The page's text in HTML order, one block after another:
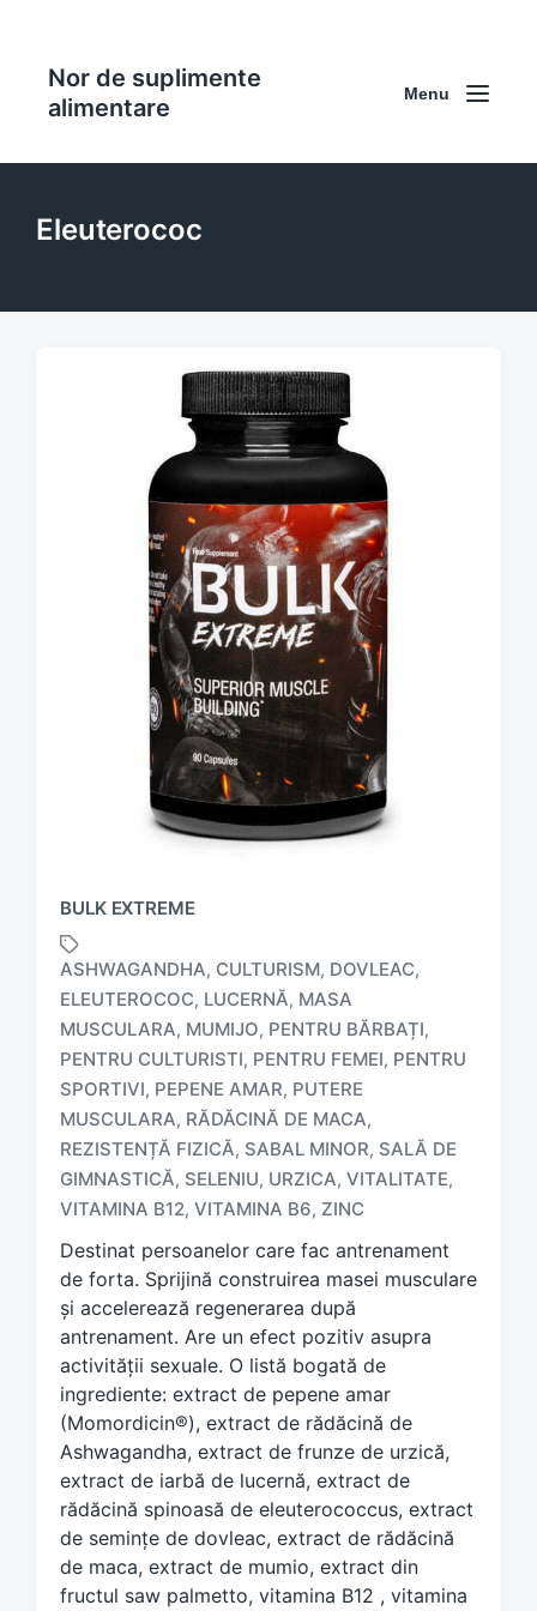
Nor de suplimente
alimentare
Menu
Eleuterococ
BULK EXTREME
T
a
g
e
d
w
t
h
ASHWAGANDHA, CULTURISM, DOVLEAC,
ELEUTEROCOC, LUCERNĂ, MASA
MUSCULARA, MUMIJO, PENTRU BĂRBAȚI,
PENTRU CULTURISTI, PENTRU FEMEI, PENTRU
SPORTIVI, PEPENE AMAR, PUTERE
MUSCULARA, RĂDĂCINĂ DE MACA,
REZISTENȚĂ FIZICĂ, SABAL MINOR, SALĂ DE
GIMNASTICĂ, SELENIU, URZICA, VITALITATE,
VITAMINA B12, VITAMINA B6, ZINC
Destinat persoanelor care fac antrenament
de forta. Sprijină construirea masei musculare
și accelerează regenerarea după
antrenament. Are un efect pozitiv asupra
activității sexuale. O listă bogată de
ingrediente: extract de pepene amar
(Momordicin®), extract de rădăcină de
Ashwagandha, extract de frunze de urzică,
extract de iarbă de lucernă, extract de
rădăcină spinoasă de eleuterococcus, extract
de semințe de dovleac, extract de rădăcină
de maca, extract de mumio, extract din
fructul saw palmetto, vitamina B12 , vitamina